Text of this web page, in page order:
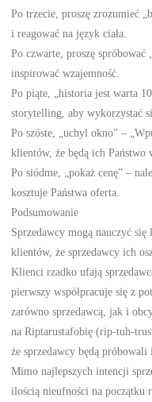
Po trzecie, proszę zrozumieć
i reagować na język ciała.
Po czwarte, proszę spróbować
inspirować wzajemność.
Po piąte, „historia jest warta
storytelling, aby wykorzystać
Po szóste, „uchyl okno” –
klientów, że będą ich Państwo
Po siódme, „pokaż cenę” –
kosztuje Państwa oferta.
Podsumowanie
Sprzedawcy mogą nauczyć
klientów, że sprzedawcy ich
Klienci rzadko ufają
pierwszy współpracuje się z
zarówno sprzedawcą, jak i
na Riptarustafobię (rip-tuh-
że sprzedawcy będą
Mimo najlepszych intencji
ilością nieufności na początku